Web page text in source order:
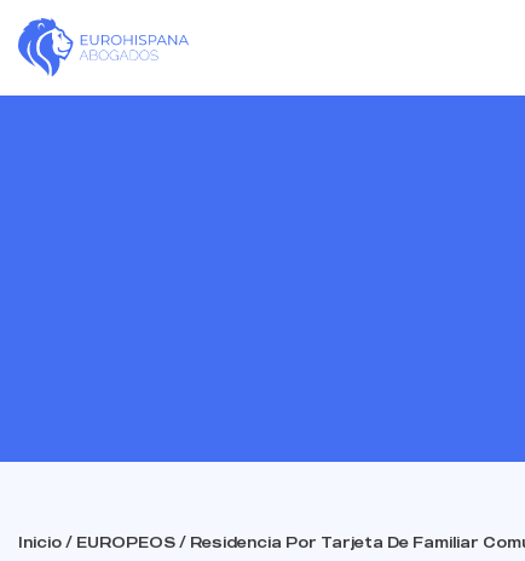
Inicio / EUROPEOS / Residencia Por Tarjeta De Familiar